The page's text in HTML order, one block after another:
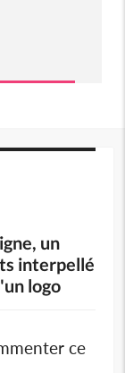
un
interpellé
logo
ce